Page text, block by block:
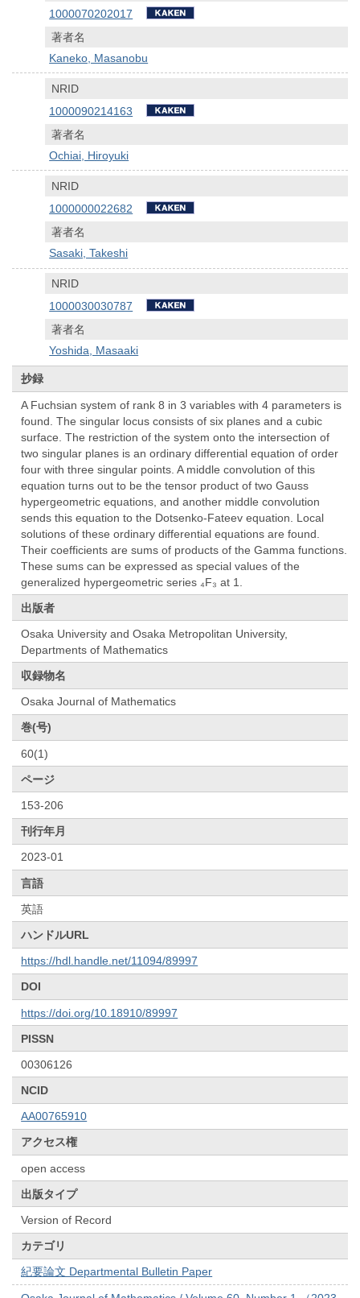
1000070202017
著者名
Kaneko, Masanobu
NRID
1000090214163
著者名
Ochiai, Hiroyuki
NRID
1000000022682
著者名
Sasaki, Takeshi
NRID
1000030030787
著者名
Yoshida, Masaaki
抄録
A Fuchsian system of rank 8 in 3 variables with 4 parameters is
found. The singular locus consists of six planes and a cubic
surface. The restriction of the system onto the intersection of
two singular planes is an ordinary differential equation of order
four with three singular points. A middle convolution of this
equation turns out to be the tensor product of two Gauss
hypergeometric equations, and another middle convolution
sends this equation to the Dotsenko-Fateev equation. Local
solutions of these ordinary differential equations are found.
Their coefficients are sums of products of the Gamma functions.
These sums can be expressed as special values of the
generalized hypergeometric series ₄F₃ at 1.
出版者
Osaka University and Osaka Metropolitan University,
Departments of Mathematics
収録物名
Osaka Journal of Mathematics
巻(号)
60(1)
ページ
153-206
刊行年月
2023-01
言語
英語
ハンドルURL
https://hdl.handle.net/11094/89997
DOI
https://doi.org/10.18910/89997
PISSN
00306126
NCID
AA00765910
アクセス権
open access
出版タイプ
Version of Record
カテゴリ
紀要論文 Departmental Bulletin Paper